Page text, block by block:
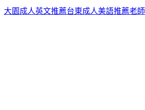
大園成人英文推薦台東成人美語推薦老師